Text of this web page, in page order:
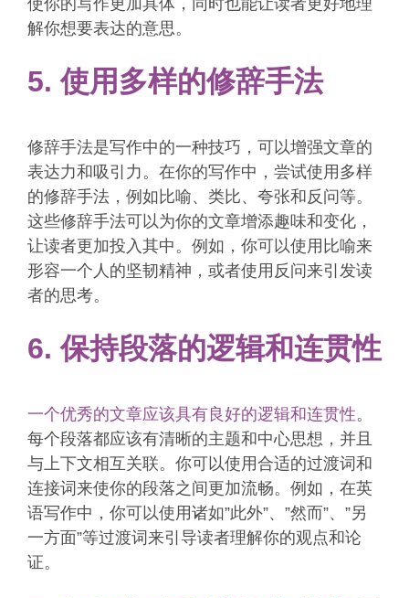
使你的写作更加具体，同时也能让读者更好地理
解你想要表达的意思。
5. 使用多样的修辞手法
修辞手法是写作中的一种技巧，可以增强文章的
表达力和吸引力。在你的写作中，尝试使用多样
的修辞手法，例如比喻、类比、夸张和反问等。
这些修辞手法可以为你的文章增添趣味和变化，
让读者更加投入其中。例如，你可以使用比喻来
形容一个人的坚韧精神，或者使用反问来引发读
者的思考。
6. 保持段落的逻辑和连贯性
一个优秀的文章应该具有良好的逻辑和连贯性。
每个段落都应该有清晰的主题和中心思想，并且
与上下文相互关联。你可以使用合适的过渡词和
连接词来使你的段落之间更加流畅。例如，在英
语写作中，你可以使用诸如”此外”、”然而”、”另
一方面”等过渡词来引导读者理解你的观点和论
证。